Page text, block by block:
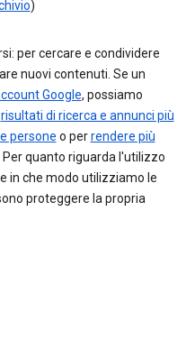
)
per cercare e condividere
nuovi contenuti. Se un
Google, possiamo
risultati di ricerca e annunci più
persone o perrendere più
Per quanto riguarda l'utilizzo
in che modo utilizziamo le
proteggere la propria